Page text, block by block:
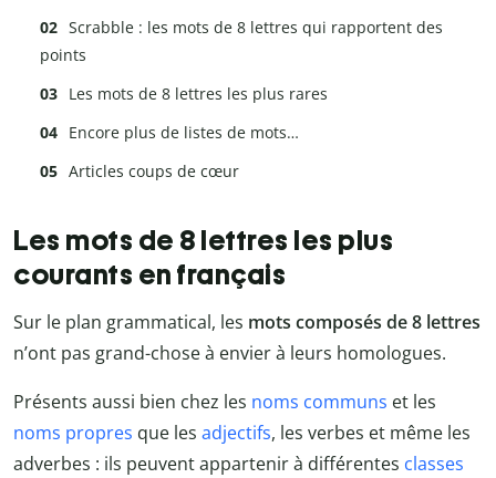
Scrabble : les mots de 8 lettres qui rapportent des
points
Les mots de 8 lettres les plus rares
Encore plus de listes de mots…
Articles coups de cœur
Les mots de 8 lettres les plus
courants en français
Sur le plan grammatical, les mots composés de 8 lettres
n’ont pas grand-chose à envier à leurs homologues.
Présents aussi bien chez les noms communs et les
noms propres que les adjectifs, les verbes et même les
adverbes : ils peuvent appartenir à différentes classes